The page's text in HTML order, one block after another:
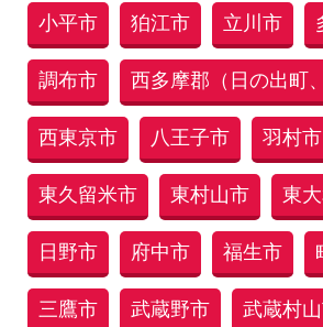
小平市 狛江市 立川市
調布市 西多摩郡（日の出町
西東京市 八王子市 羽村市
東久留米市 東村山市 東
日野市 府中市 福生市
三鷹市 武蔵野市 武蔵村